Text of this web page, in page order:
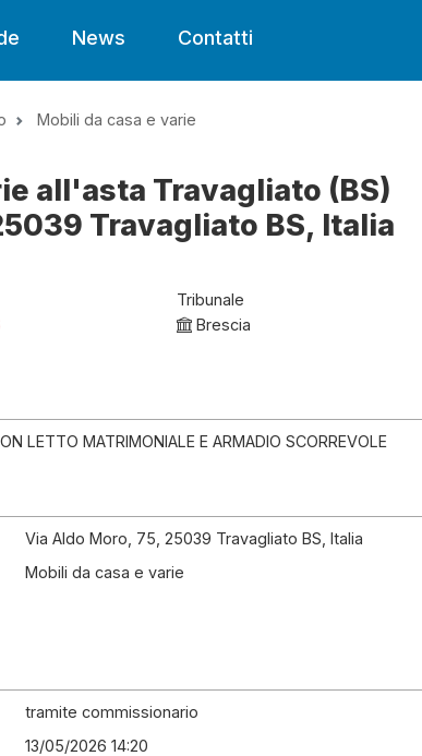
News Contatti
Mobili da casa e varie
all'asta Travagliato (BS)
Travagliato BS, Italia
Tribunale
Brescia
LETTO MATRIMONIALE E ARMADIO SCORREVOLE
Via Aldo Moro, 75, 25039 Travagliato BS, Italia
Mobili da casa e varie
tramite commissionario
13/05/2026 14:20